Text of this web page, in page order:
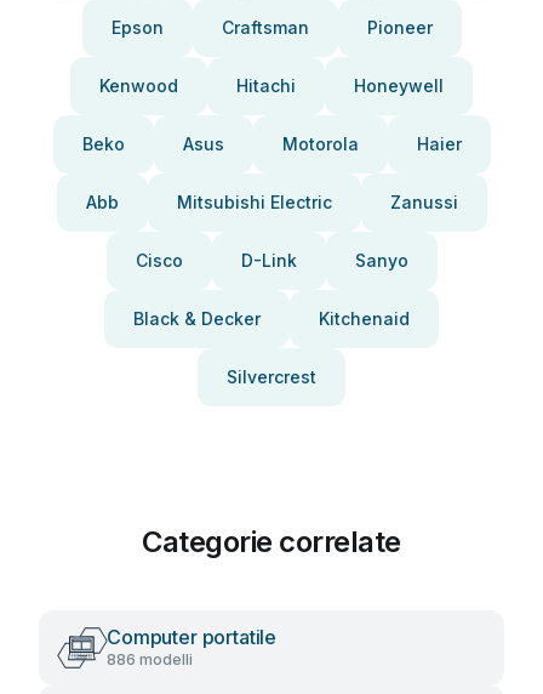
Epson Craftsman Pioneer
Kenwood Hitachi Honeywell
Beko Asus Motorola Haier
Abb Mitsubishi Electric Zanussi
Cisco D-Link Sanyo
Black & Decker Kitchenaid
Silvercrest
Categorie correlate
Computer portatile
886 modelli